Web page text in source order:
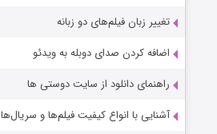
تغییر زبان فیلم‌های دو زبانه
اضافه کردن صدای دوبله به ویدئو
راهنمای دانلود از سایت دوستی ها
آشنایی با انواع کیفیت فیلم‌ها و سریال‌ها